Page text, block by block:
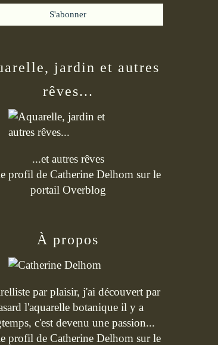
jardin et autres
rêves...
...et autres rêves
profil de Catherine Delhom sur le
portail Overblog
À propos
par plaisir, j'ai découvert par
l'aquarelle botanique il y a
c'est devenu une passion...
profil de Catherine Delhom sur le